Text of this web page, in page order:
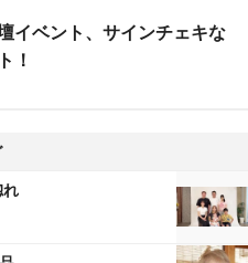
イベント、サインチェキな
！